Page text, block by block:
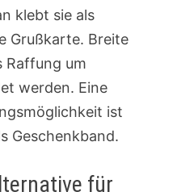
klebt sie als
Grußkarte. Breite
Raffung um
werden. Eine
ist
Geschenkband.
für